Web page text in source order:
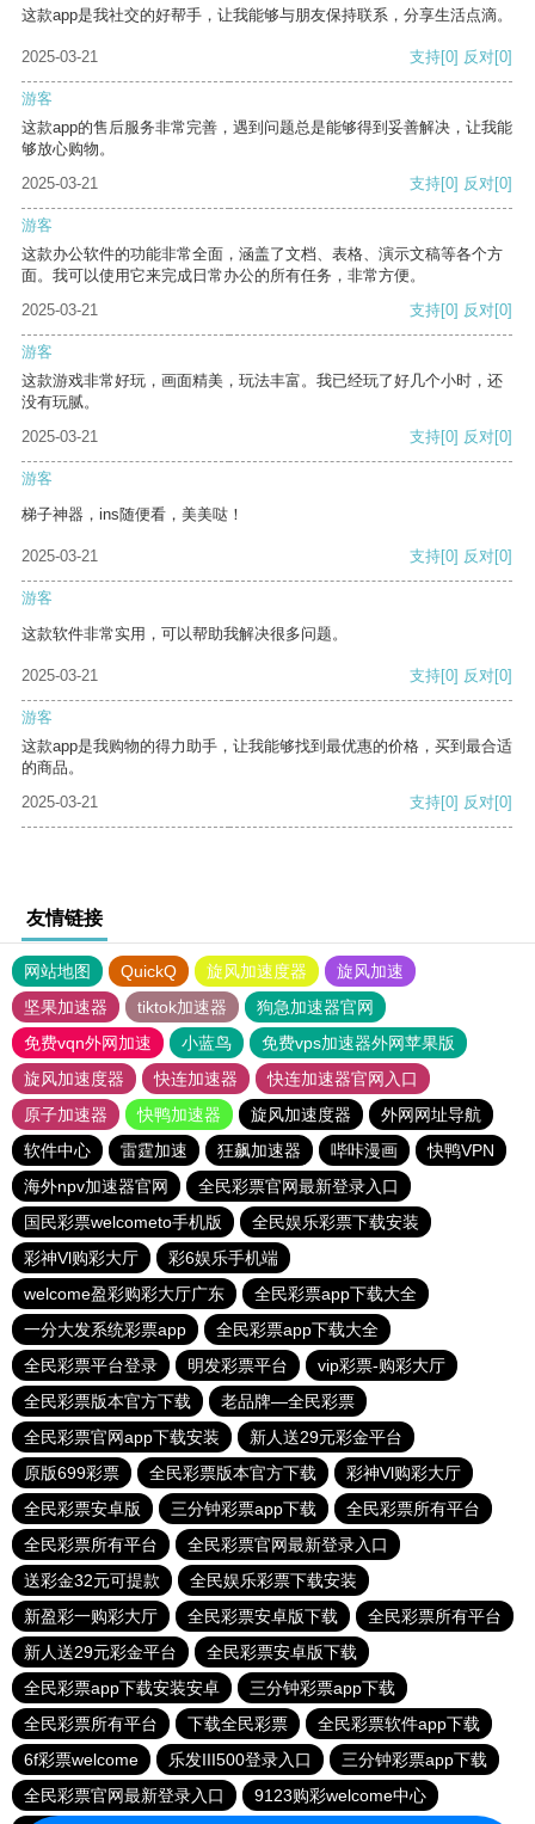
这款app是我社交的好帮手，让我能够与朋友保持联系，分享生活点滴。
2025-03-21 支持[0] 反对[0]
游客
这款app的售后服务非常完善，遇到问题总是能够得到妥善解决，让我能
够放心购物。
2025-03-21
支持[0] 反对[0]
游客
这款办公软件的功能非常全面，涵盖了文档、表格、演示文稿等各个方
面。我可以使用它来完成日常办公的所有任务，非常方便。
2025-03-21
支持[0] 反对[0]
游客
这款游戏非常好玩，画面精美，玩法丰富。我已经玩了好几个小时，还
没有玩腻。
2025-03-21
支持[0] 反对[0]
游客
梯子神器，ins随便看，美美哒！
2025-03-21 支持[0] 反对[0]
游客
这款软件非常实用，可以帮助我解决很多问题。
2025-03-21 支持[0] 反对[0]
游客
这款app是我购物的得力助手，让我能够找到最优惠的价格，买到最合适
的商品。
2025-03-21
支持[0] 反对[0]
友情链接
网站地图 QuickQ 旋风加速度器
旋风加速
坚果加速器
tiktok加速器
狗急加速器官网
免费vqn外网加速
小蓝鸟
免费vps加速器外网苹果版
旋风加速度器
快连加速器
快连加速器官网入口
原子加速器
快鸭加速器 旋风加速度器
外网网址导航
软件中心
雷霆加速 狂飙加速器 哔咔漫画
快鸭VPN
海外npv加速器官网
全民彩票官网最新登录入口
国民彩票welcometo手机版
全民娱乐彩票下载安装
彩神Vl购彩大厅
彩6娱乐手机端
welcome盈彩购彩大厅广东
全民彩票app下载大全
一分大发系统彩票app
全民彩票app下载大全
全民彩票平台登录
明发彩票平台
vip彩票-购彩大厅
全民彩票版本官方下载
老品牌—全民彩票
全民彩票官网app下载安装
新人送29元彩金平台
原版699彩票
全民彩票版本官方下载
彩神Vl购彩大厅
全民彩票安卓版
三分钟彩票app下载
全民彩票所有平台
全民彩票所有平台
全民彩票官网最新登录入口
送彩金32元可提款
全民娱乐彩票下载安装
新盈彩一购彩大厅
全民彩票安卓版下载
全民彩票所有平台
新人送29元彩金平台
全民彩票安卓版下载
全民彩票app下载安装安卓
三分钟彩票app下载
全民彩票所有平台
下载全民彩票
全民彩票软件app下载
6f彩票welcome
乐发III500登录入口
三分钟彩票app下载
全民彩票官网最新登录入口
9123购彩welcome中心